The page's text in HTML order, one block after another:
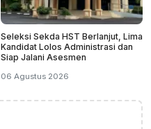
Seleksi Sekda HST Berlanjut, Lima
Kandidat Lolos Administrasi dan
Siap Jalani Asesmen
06 Agustus 2026